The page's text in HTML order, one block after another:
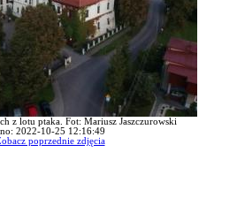
z lotu ptaka. Fot: Mariusz Jaszczurowski
2022-10-25 12:16:49
poprzednie zdjęcia